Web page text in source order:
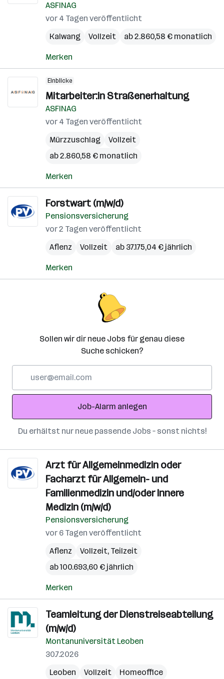
ASFINAG
vor 4 Tagen veröffentlicht
Kalwang
Vollzeit ab 2.860,58 € monatlich
Merken
Einblicke
Mitarbeiter:in Straßenerhaltung
ASFINAG
vor 4 Tagen veröffentlicht
Mürzzuschlag
Vollzeit
ab 2.860,58 € monatlich
Merken
Forstwart (m/w/d)
Pensionsversicherung
vor 2 Tagen veröffentlicht
Aflenz
Vollzeit ab 37.175,04 € jährlich
Merken
Sollen wir dir neue Jobs für genau diese
Suche schicken?
Adresse
Job-Alarm anlegen
Du erhältst nur neue passende Jobs – sonst nichts!
Arzt für Allgemeinmedizin oder
Facharzt für Allgemein- und
Familienmedizin und/oder Innere
Medizin (m/w/d)
Pensionsversicherung
vor 6 Tagen veröffentlicht
Aflenz
Vollzeit, Teilzeit
ab 100.693,60 € jährlich
Merken
Teamleitung der Dienstreiseabteilung
(m/w/d)
Montanuniversität Leoben
30.7.2026
Leoben
Vollzeit Homeoffice